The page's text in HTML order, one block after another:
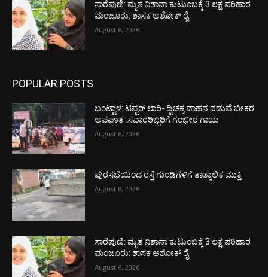
ಸಾರೆಪುಣಿ: ಮೃತ ನಿಶಾನಾ ಕುಟುಂಬಕ್ಕೆ 3 ಲಕ್ಷ ಪರಿಹಾರ
ಮಂಜೂರು: ಶಾಸಕ ಅಶೋಕ್ ರೈ
August 6, 2026
POPULAR POSTS
ಬಂಟ್ವಾಳ: ಟಿಪ್ಪರ್ ಲಾರಿ- ದ್ವಿಚಕ್ರ ವಾಹನ ನಡುವೆ ಭೀಕರ
ಅಪಘಾತ :ಸವಾರರಿಬ್ಬರಿಗೆ ಗಂಭೀರ ಗಾಯ
August 6, 2026
ಪುರಸಭೆಯಿಂದ ರಸ್ತೆ ಗುಂಡಿಗಳಿಗೆ ತಾತ್ಕಾಲಿಕ ಮುಕ್ತಿ
August 6, 2026
ಸಾರೆಪುಣಿ: ಮೃತ ನಿಶಾನಾ ಕುಟುಂಬಕ್ಕೆ 3 ಲಕ್ಷ ಪರಿಹಾರ
ಮಂಜೂರು: ಶಾಸಕ ಅಶೋಕ್ ರೈ
August 6, 2026